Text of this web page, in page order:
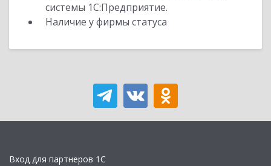
системы 1С:Предприятие.
Наличие у фирмы статуса
Вход для партнеров 1С